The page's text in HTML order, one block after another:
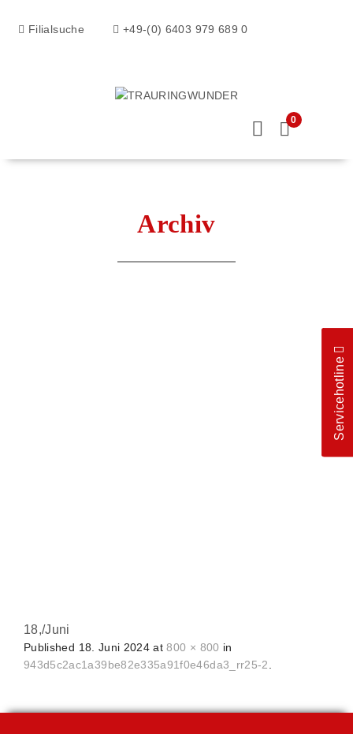
Filialsuche +49-(0) 6403 979 689 0
0
Archiv
18,/Juni
Published 18. Juni 2024 at800 × 800 in
943d5c2ac1a39be82e335a91f0e46da3_rr25-2.
Servicehotline